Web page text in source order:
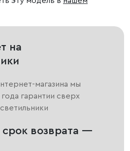
на
магазина мы
гарантии сверх
возврата —